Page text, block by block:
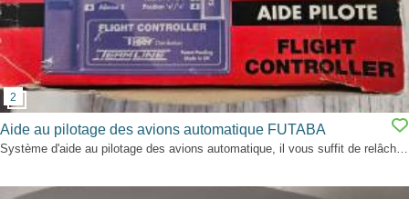
Aide au pilotage des avions automatique FUTABA
Système d'aide au pilotage des avions automatique, il vous suffit de relâcher les manches pour que le PA-2 prenne le contrôle de votre modèle. Le capteur placé sous l'appareil va automatiquement faire la différence entre la lumière du soleil (ciel) et celle du sol (terre) et vas stabilisé votre modèle. Pour reprendre le contrôle il suffit de reprendre les manches. Volt Consommation:...